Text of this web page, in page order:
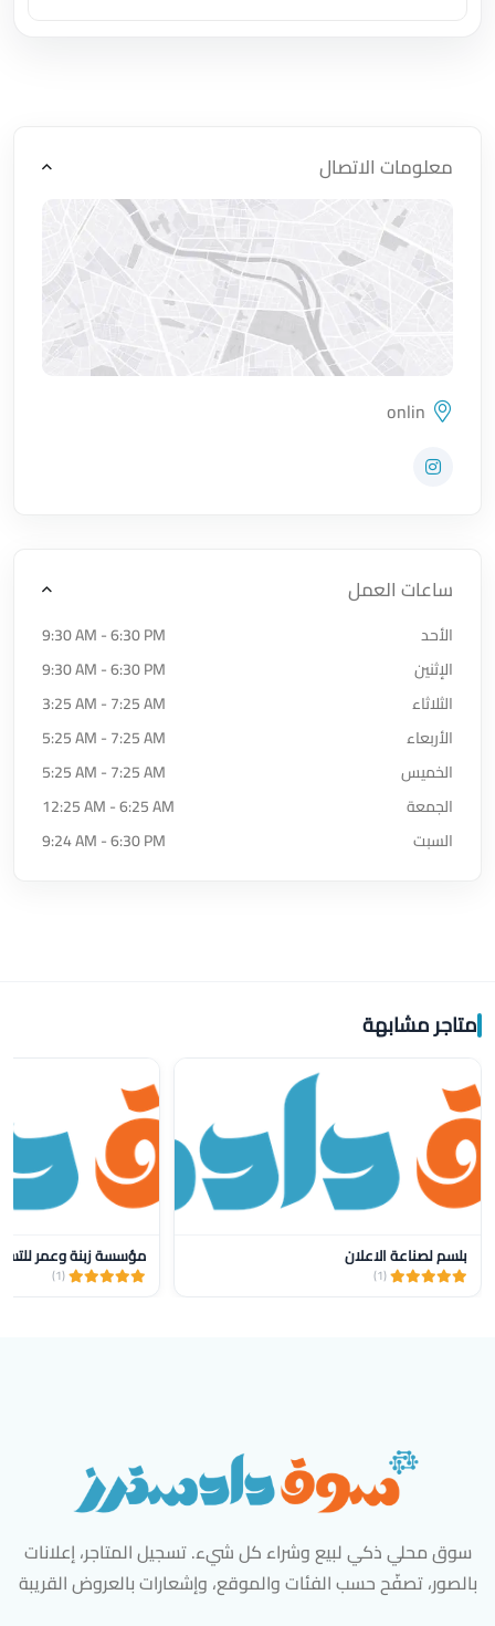
معلومات الاتصال
onlin
زيارة حساب المتجر على Instagram
ساعات العمل
الأحد
9:30 AM - 6:30 PM
الإثنين
9:30 AM - 6:30 PM
الثلاثاء
3:25 AM - 7:25 AM
الأربعاء
5:25 AM - 7:25 AM
الخميس
5:25 AM - 7:25 AM
الجمعة
12:25 AM - 6:25 AM
السبت
9:24 AM - 6:30 PM
متاجر مشابهة
بلسم لصناعة الاعلان
(1)
مؤسسة زبنة وعمر
(1)
سوق محلي ذكي لبيع وشراء كل شيء. تسجيل المتاجر، إعلانات
بالصور، تصفّح حسب الفئات والموقع، وإشعارات بالعروض القريبة